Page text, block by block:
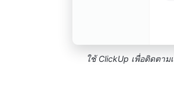
ใช้ ClickUp เพื่อติดตา